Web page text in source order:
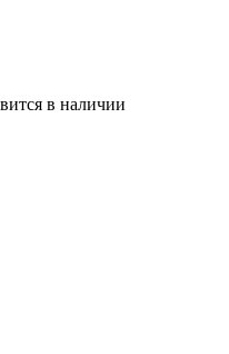
в наличии